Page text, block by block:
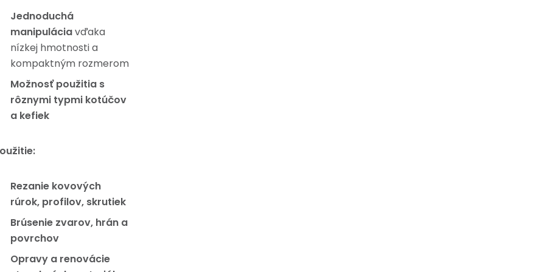
Jednoduchá
manipuláciavďaka
nízkej hmotnosti a
kompaktným rozmerom
Možnosť použitia s
rôznymi typmi kotúčov
a kefiek
Rezanie kovových
rúrok, profilov, skrutiek
Brúsenie zvarov, hrán a
povrchov
Opravy a renovácie